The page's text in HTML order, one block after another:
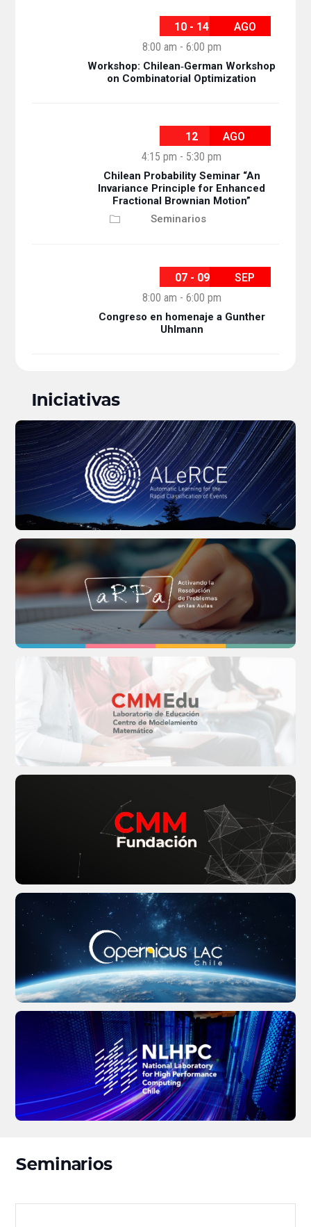
10 - 14
AGO
8:00 am - 6:00 pm
Workshop: Chilean‐German Workshop
on Combinatorial Optimization
12
AGO
4:15 pm - 5:30 pm
Chilean Probability Seminar “An
Invariance Principle for Enhanced
Fractional Brownian Motion”
Seminarios
07 - 09
SEP
8:00 am - 6:00 pm
Congreso en homenaje a Gunther
Uhlmann
Iniciativas
Seminarios